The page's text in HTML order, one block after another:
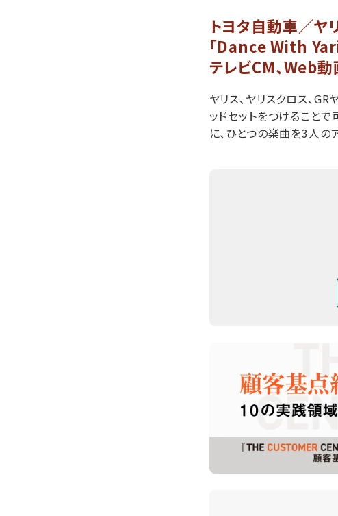
トヨタ自動車／ヤ
「Dance With
テレビCM、Web動
ヤリス、ヤリスクロス、
ッドセットをつけること
に、ひとつの楽曲を3人